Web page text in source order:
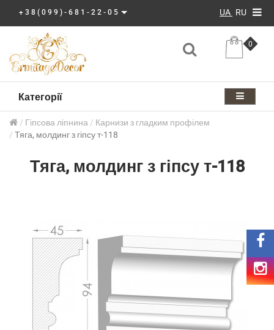
+38(099)-681-22-05 UA RU
0
Категорії
Гіпсова ліпнина
Карнизи з гладким профілем
Тяга, молдинг з гіпсу т-118
Тяга, молдинг з гіпсу т-118